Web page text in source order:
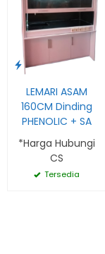
LEMARI ASAM
160CM Dinding
PHENOLIC + SA
*Harga Hubungi
CS
Tersedia